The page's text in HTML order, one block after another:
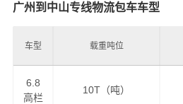
广州到中山专线物流包车车型
车型 载重吨位
6.8
高栏
10T（吨）